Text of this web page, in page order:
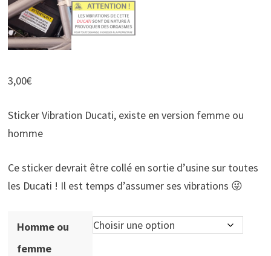
3,00€
Sticker Vibration Ducati, existe en version femme ou
homme
Ce sticker devrait être collé en sortie d’usine sur toutes
les Ducati ! Il est temps d’assumer ses vibrations 😜
Homme ou
femme